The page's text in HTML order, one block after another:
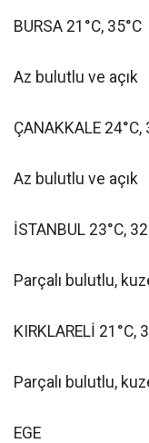
BURSA 21°C, 35°C
Az bulutlu ve açık
ÇANAKKALE 24°C,
Az bulutlu ve açık
İSTANBUL 23°C,
Parçalı bulutlu,
KIRKLARELİ 21°C,
Parçalı bulutlu,
EGE